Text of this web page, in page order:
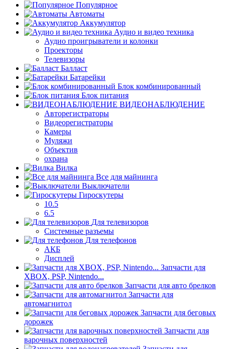
Популярное
Автоматы
Аккумулятор
Аудио и видео техника
Аудио проигрыватели и колонки
Проекторы
Телевизоры
Балласт
Батарейки
Блок комбинированный
Блок питания
ВИДЕОНАБЛЮДЕНИЕ
Авторегистраторы
Видеорегистраторы
Камеры
Муляжи
Объектив
охрана
Вилка
Все для майнинга
Выключатели
Гироскутеры
10.5
6.5
Для телевизоров
Системные разъемы
Для телефонов
АКБ
Дисплей
Запчасти для
XBOX, PSP, Nintendo...
Запчасти для авто брелков
Запчасти для
автомагнитол
Запчасти для беговых
дорожек
Запчасти для
варочных поверхностей